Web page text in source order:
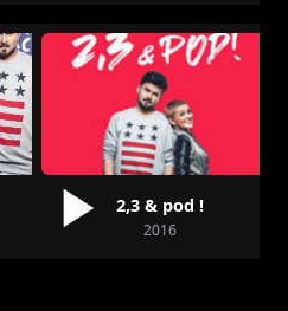
2,3 & pod !
2016